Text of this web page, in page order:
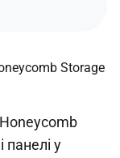
панелі у